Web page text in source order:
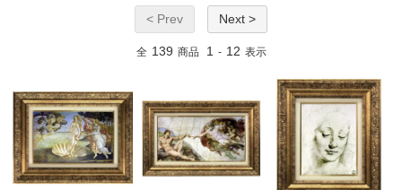
< Prev Next >
全 139 商品 1 - 12 表示